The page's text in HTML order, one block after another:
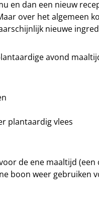
en dan een nieuw
over het algemeen
nieuwe
avond
plantaardig vlees
de ene maaltijd
boon weer gebruiken